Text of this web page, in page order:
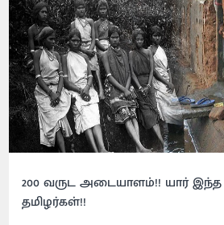
200 வருட அடையாளம்!! யார்
தமிழர்கள்!!